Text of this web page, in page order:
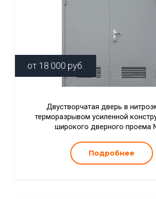
от 18 000 руб.
Двустворчатая дверь в
терморазрывом усиленной
широкого дверного проема
Подробнее